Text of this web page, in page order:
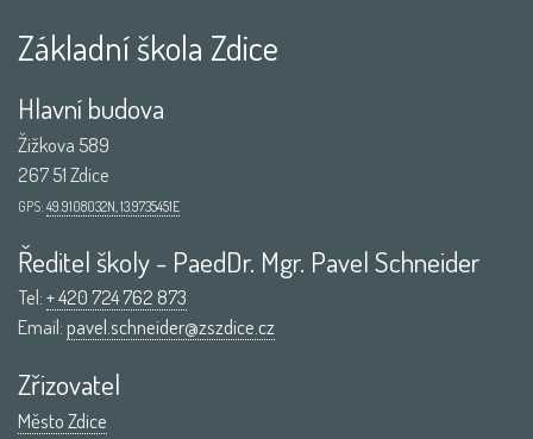
Základní škola Zdice
Hlavní budova
Žižkova 589
267 51 Zdice
GPS: 49.9108032N, 13.9735451E
Ředitel školy - PaedDr. Mgr. Pavel Schneider
Tel:+ 420 724 762 873
Email:pavel.schneider@zszdice.cz
Zřizovatel
Město Zdice